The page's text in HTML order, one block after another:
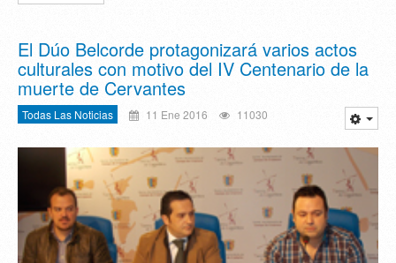
El Dúo Belcorde protagonizará varios actos
culturales con motivo del IV Centenario de la
muerte de Cervantes
Todas Las Noticias 11 Ene 2016 11030